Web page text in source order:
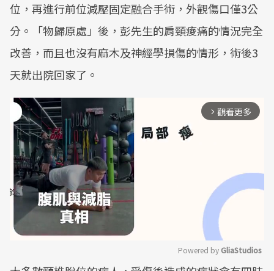
位，再進行前位減壓固定融合手術，外觀傷口僅3公
分。「物歸原處」後，彭先生的肩頸痠痛的情況完全
改善，而且也沒有麻木及神經學損傷的情形，術後3
天就出院回家了。
arrow_forward_ios 觀看更多
Powered by GliaStudios